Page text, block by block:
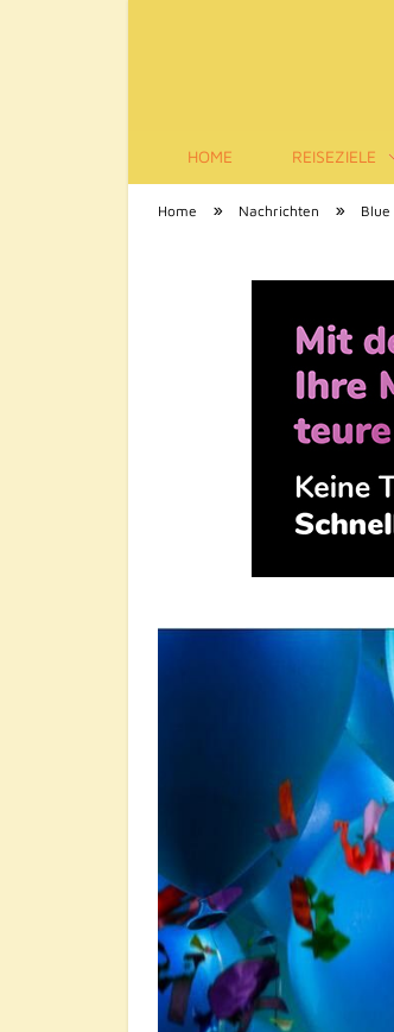
HOME REISEZIELE
Home » Nachrichten »